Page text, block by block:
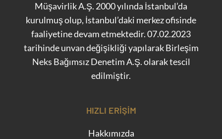
Müşavirlik A.Ş. 2000 yılında İstanbul’da
kurulmuş olup, İstanbul’daki merkez ofisinde
faaliyetine devam etmektedir. 07.02.2023
tarihinde unvan değişikliği yapılarak Birleşim
Neks Bağımsız Denetim A.Ş. olarak tescil
edilmiştir.
HIZLI ERIŞIM
Hakkımızda